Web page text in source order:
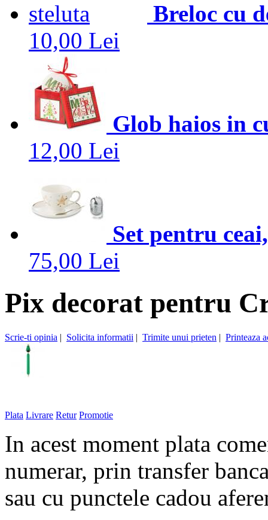
Breloc cu
10,00 Lei
Glob haios in
12,00 Lei
Set pentru
75,00 Lei
Pix decorat pentru
Scrie-ti opinia | Solicita informatii | Trimite unui prieten | Printeaza
Plata Livrare Retur Promotie
In acest moment plata
numerar, prin transfer
sau cu punctele cadou